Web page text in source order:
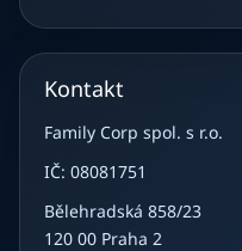
Kontakt
Family Corp spol. s r.o.
IČ: 08081751
Bělehradská 858/23
120 00 Praha 2